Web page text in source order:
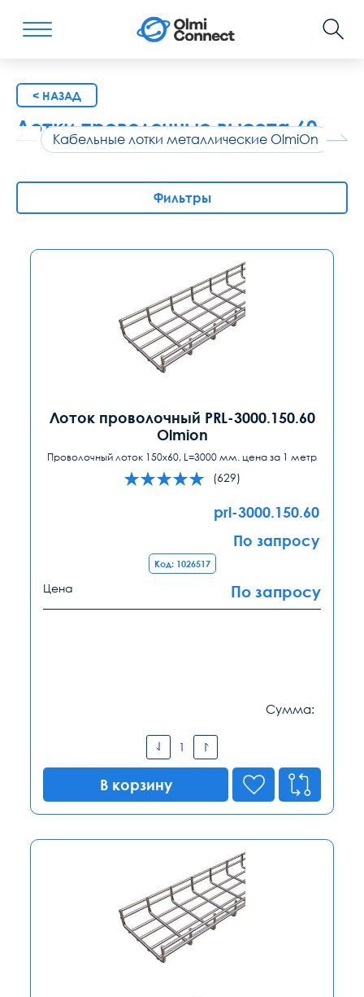
< НАЗАД
Лотки проволочные высота 60
Кабельные лотки металлические OlmiOn
Фильтры
Лоток проволочный PRL-3000.150.60
Olmion
Проволочный лоток 150x60, L=3000 мм. цена за 1 метр
(629)
prl-3000.150.60
По запросу
Код: 1026517
Цена По запросу
Сумма:
В корзину